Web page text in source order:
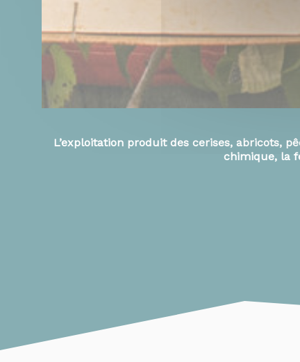
L’exploitation produit des cerises, abricots,
chimique, la